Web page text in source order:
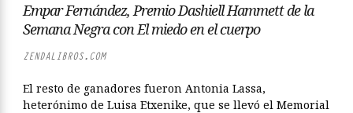
Empar Fernández, Premio Dashiell Hammett de la
Semana Negra con El miedo en el cuerpo
ZENDALIBROS.COM
El resto de ganadores fueron Antonia Lassa,
heterónimo de Luisa Etxenike, que se llevó el Memorial